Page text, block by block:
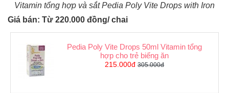
Vitamin tổng hợp và sắt Pedia Poly Vite Drops with Iron
Giá bán: Từ 220.000 đồng/ chai
Pedia Poly Vite Drops 50ml Vitamin tổng
hợp cho trẻ biếng ăn
215.000đ305.000đ